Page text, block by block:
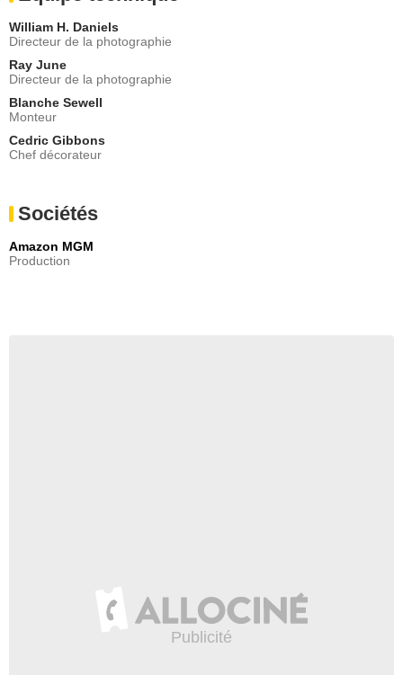
William H. Daniels
Directeur de la photographie
Ray June
Directeur de la photographie
Blanche Sewell
Monteur
Cedric Gibbons
Chef décorateur
Sociétés
Amazon MGM
Production